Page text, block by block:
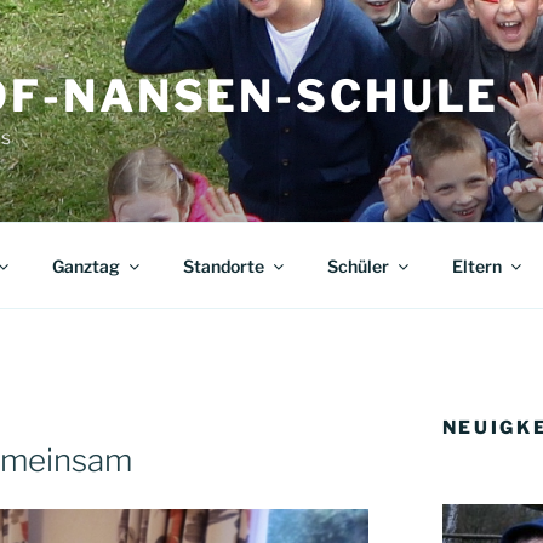
NANSEN-SCHULE
Ganztag Standorte Schüler Eltern